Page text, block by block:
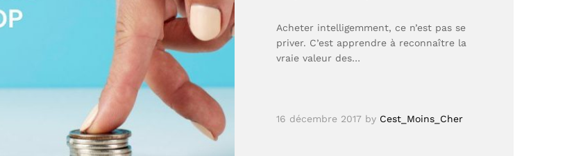
Acheter intelligemment, ce n’est pas se
priver. C’est apprendre à reconnaître la
vraie valeur des…
16 décembre 2017 by Cest_Moins_Cher